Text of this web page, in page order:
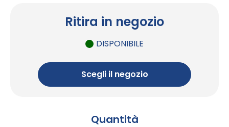
Ritira in negozio
DISPONIBILE
Scegli il negozio
Quantità